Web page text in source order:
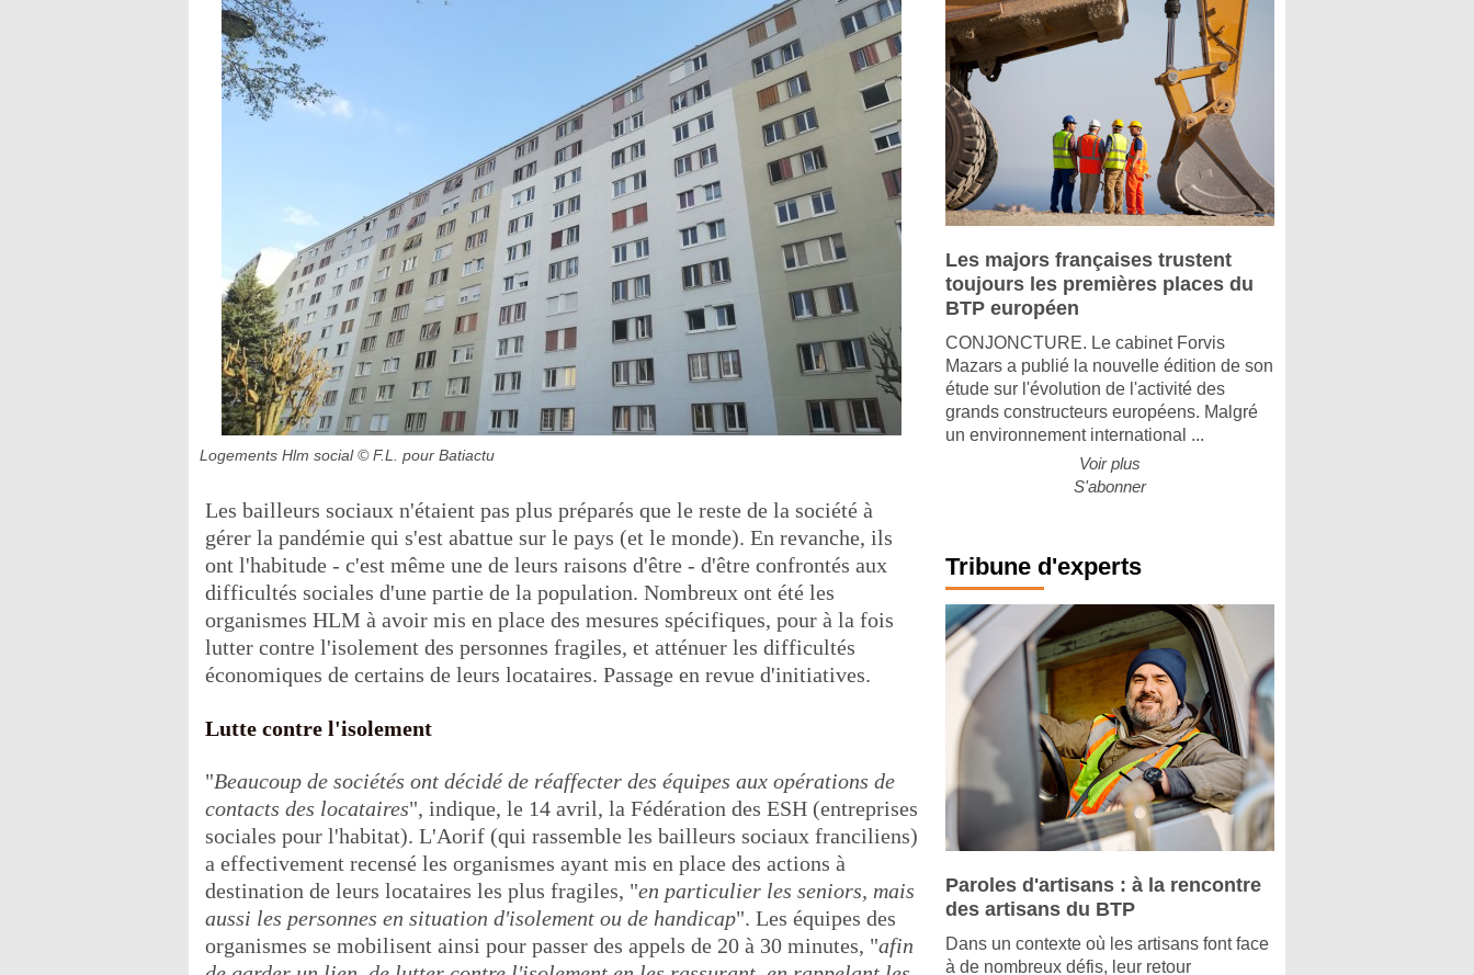
Logements Hlm social © F.L. pour Batiactu
Les bailleurs sociaux n'étaient pas plus préparés que le reste de la société à
gérer la pandémie qui s'est abattue sur le pays (et le monde). En revanche, ils
ont l'habitude - c'est même une de leurs raisons d'être - d'être confrontés aux
difficultés sociales d'une partie de la population. Nombreux ont été les
organismes HLM à avoir mis en place des mesures spécifiques, pour à la fois
lutter contre l'isolement des personnes fragiles, et atténuer les difficultés
économiques de certains de leurs locataires. Passage en revue d'initiatives.
Lutte contre l'isolement
"Beaucoup de sociétés ont décidé de réaffecter des équipes aux opérations de
contacts des locataires", indique, le 14 avril, la Fédération des ESH (entreprises
sociales pour l'habitat). L'Aorif (qui rassemble les bailleurs sociaux franciliens)
a effectivement recensé les organismes ayant mis en place des actions à
destination de leurs locataires les plus fragiles, "en particulier les seniors, mais
aussi les personnes en situation d'isolement ou de handicap". Les équipes des
organismes se mobilisent ainsi pour passer des appels de 20 à 30 minutes, "afin
Les majors françaises trustent
toujours les premières places du
BTP européen
CONJONCTURE. Le cabinet Forvis
Mazars a publié la nouvelle édition de son
étude sur l'évolution de l'activité des
grands constructeurs européens. Malgré
un environnement international ...
Voir plus
S'abonner
Tribune d'experts
Paroles d'artisans : à la rencontre
des artisans du BTP
Dans un contexte où les artisans font face
à de nombreux défis, leur retour